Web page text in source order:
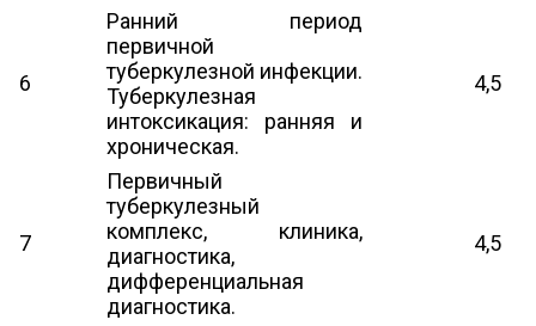
6
Ранний период
первичной
туберкулезной инфекции.
Туберкулезная
интоксикация: ранняя и
хроническая.
4,5
7
Первичный
туберкулезный
комплекс, клиника,
диагностика,
дифференциальная
диагностика.
4,5